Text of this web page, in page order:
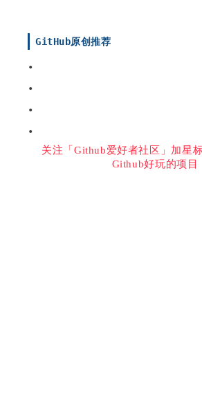
GitHub原创推荐
•
•
•
•
关注「Github爱好者社区」加星
Github好玩的项目